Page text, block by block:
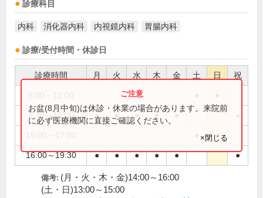
診療科目
内科 消化器内科 内視鏡内科 胃腸内科
診療/受付時間・休診日
診療時間 月 火 水 木 金 土 日 祝
9:30～13:00 ● ● ● ● ●
●
16:00～19:30 ● ● ● ● ● ●
お盆(8月中旬)は休診・休業の場合があります。来院前
に必ず医療機関に直接ご確認ください。
×閉じる
備考: (月・火・木・金)14:00～16:00
(土・日)13:00～15:00